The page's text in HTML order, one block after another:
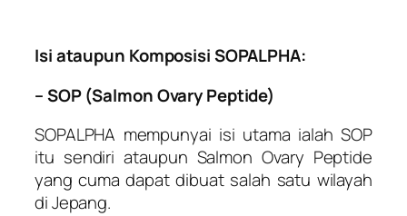
Isi ataupun Komposisi SOPALPHA:
– SOP (Salmon Ovary Peptide)
SOPALPHA mempunyai isi utama ialah SOP
itu sendiri ataupun Salmon Ovary Peptide
yang cuma dapat dibuat salah satu wilayah
di Jepang.